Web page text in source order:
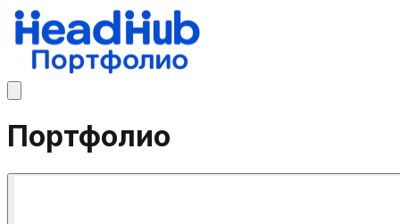
Портфолио